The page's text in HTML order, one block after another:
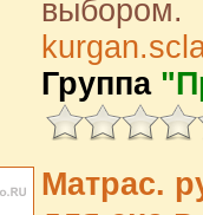
выбором.
Группа
Матрас.